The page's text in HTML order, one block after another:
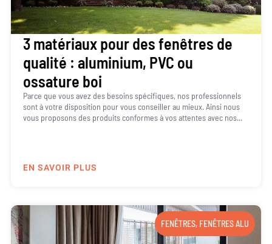
3 matériaux pour des fenêtres de
qualité : aluminium, PVC ou
ossature boi
Parce que vous avez des besoins spécifiques, nos professionnels
sont à votre disposition pour vous conseiller au mieux. Ainsi nous
vous proposons des produits conformes à vos attentes avec nos...
EN SAVOIR PLUS
FENÊTRES, FENÊTRES ALU